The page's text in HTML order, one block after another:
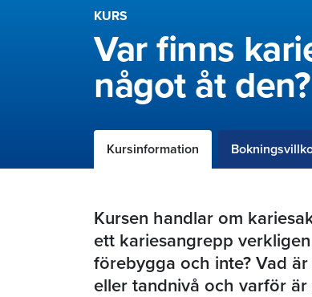
KURS
Var finns
något åt den?
Kursinformation
Kursen handlar om
ett kariesangrepp
förebygga och inte? Vad
eller tandnivå och varför